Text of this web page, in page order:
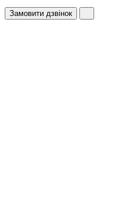
Замовити дзвінок